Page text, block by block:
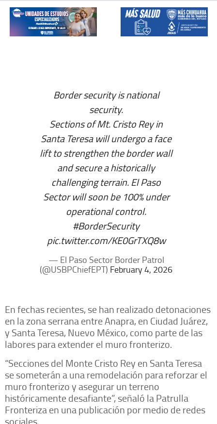
Border security is national
security.
Sections of Mt. Cristo Rey in
Santa Teresa will undergo a face
lift to strengthen the border wall
and secure a historically
challenging terrain. El Paso
Sector will soon be 100% under
operational control.
#BorderSecurity
pic.twitter.com/KE0GrTXQ8w
— El Paso Sector Border Patrol
(@USBPChiefEPT) February 4, 2026
En fechas recientes, se han realizado detonaciones
en la zona serrana entre Anapra, en Ciudad Juárez,
y Santa Teresa, Nuevo México, como parte de las
labores para extender el muro fronterizo.
“Secciones del Monte Cristo Rey en Santa Teresa
se someterán a una remodelación para reforzar el
muro fronterizo y asegurar un terreno
históricamente desafiante”, señaló la Patrulla
Fronteriza en una publicación por medio de redes
sociales.